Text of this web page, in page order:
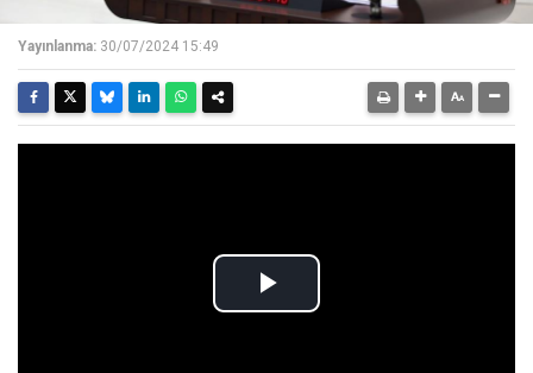
Yayınlanma: 30/07/2024 15:49